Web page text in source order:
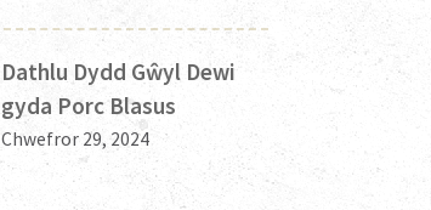
Dathlu Dydd Gŵyl Dewi
gyda Porc Blasus
Chwefror 29, 2024